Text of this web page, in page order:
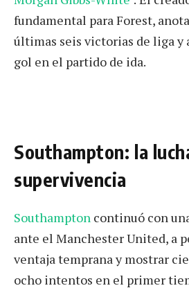
fundamental para Forest,
últimas seis victorias de liga y
gol en el partido de ida.
Southampton: la
supervivencia
Southampton continuó con
ante el Manchester United, a
ventaja temprana y mostrar
ocho intentos en el primer